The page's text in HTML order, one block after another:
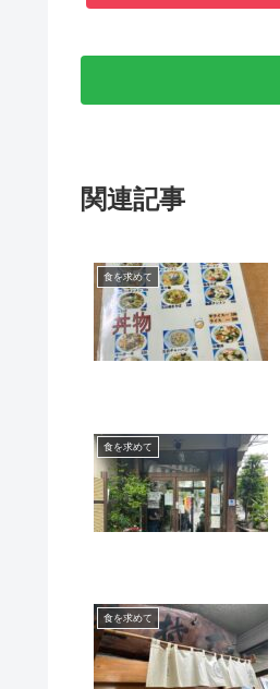
関連記事
食を求めて
食を求めて
食を求めて